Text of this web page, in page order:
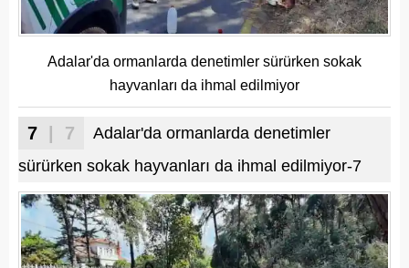
Adalar'da ormanlarda denetimler sürürken sokak
hayvanları da ihmal edilmiyor
7 | 7
Adalar'da ormanlarda denetimler
sürürken sokak hayvanları da ihmal edilmiyor-7